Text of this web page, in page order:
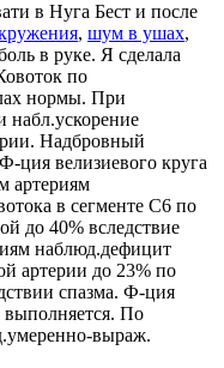
в Нуга Бест и после
, шум в ушах,
в руке. Я сделала
по
нормы. При
набл.ускорение
Надбровный
ция велизиевого круга
артериям
в сегменте С6 по
до 40% вследствие
наблюд.дефицит
артерии до 23% по
спазма. Ф-ция
выполняется. По
выраж.